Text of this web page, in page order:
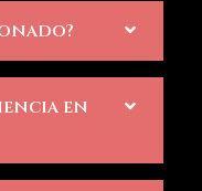
en